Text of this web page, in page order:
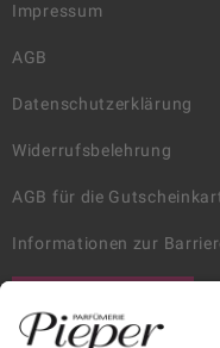
Impressum
AGB
Datenschutzerklärung
Widerrufsbelehrung
AGB für die
Informationen zur